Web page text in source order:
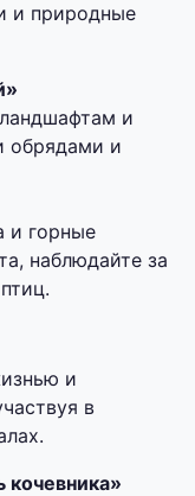
и природные
и
обрядами и
и горные
наблюдайте за
и
в
кочевника»